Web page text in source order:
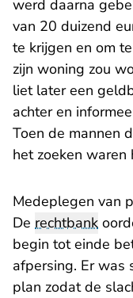
werd daarna
van 20 duizend
te krijgen en om
zijn woning zou
liet later een
achter en
Toen de mannen
het zoeken
Medeplegen van
De rechtbank
begin tot einde
afpersing. Er was
plan zodat de